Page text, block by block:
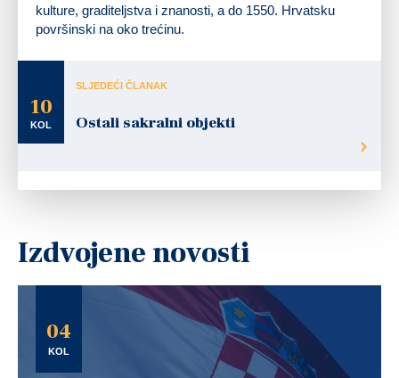
kulture, graditeljstva i znanosti, a do 1550. Hrvatsku
površinski na oko trećinu.
10
KOL
SLJEDEĆI ČLANAK
Ostali sakralni objekti
Izdvojene novosti
04
KOL